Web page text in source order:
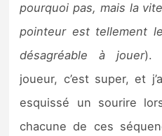
pourquoi pas, mais la
pointeur est tellement
désagréable à jouer).
joueur, c’est super, et
esquissé un sourire
chacune de ces